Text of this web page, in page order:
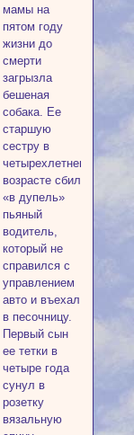
мамы на
пятом году
жизни до
смерти
загрызла
бешеная
собака. Ее
старшую
сестру в
четырехлетнем
возрасте сбил
«в дупель»
пьяный
водитель,
который не
справился с
управлением
авто и въехал
в песочницу.
Первый сын
ее тетки в
четыре года
сунул в
розетку
вязальную